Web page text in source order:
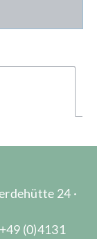
24 ·
(0)4131